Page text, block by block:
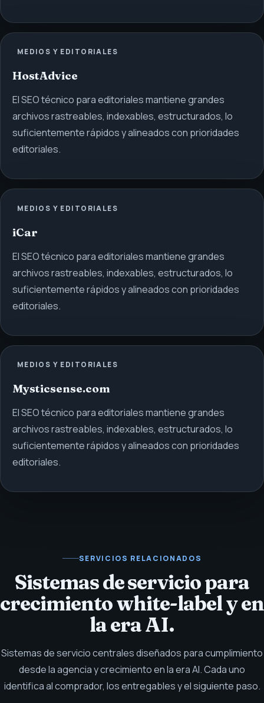
MEDIOS Y EDITORIALES
HostAdvice
El SEO técnico para editoriales mantiene grandes
archivos rastreables, indexables, estructurados, lo
suficientemente rápidos y alineados con prioridades
editoriales.
MEDIOS Y EDITORIALES
iCar
El SEO técnico para editoriales mantiene grandes
archivos rastreables, indexables, estructurados, lo
suficientemente rápidos y alineados con prioridades
editoriales.
MEDIOS Y EDITORIALES
Mysticsense.com
El SEO técnico para editoriales mantiene grandes
archivos rastreables, indexables, estructurados, lo
suficientemente rápidos y alineados con prioridades
editoriales.
SERVICIOS RELACIONADOS
Sistemas de servicio para
crecimiento white-label y en
la era AI.
Sistemas de servicio centrales diseñados para cumplimiento
desde la agencia y crecimiento en la era AI. Cada uno
identifica al comprador, los entregables y el siguiente paso.